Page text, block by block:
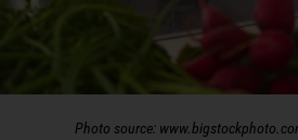
Photo source: